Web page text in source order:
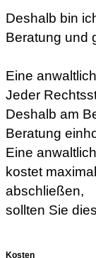
Deshalb bin
Beratung und
Eine
Jeder
Deshalb am
Beratung
Eine
kostet
abschließen,
sollten Sie
Kosten